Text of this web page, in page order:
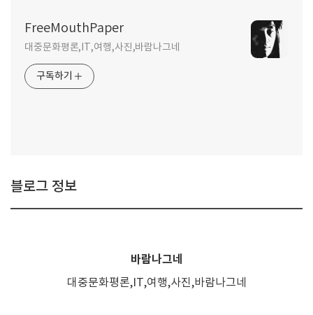
FreeMouthPaper
대중문화평론,IT,여행,사진,바람나그네
구독하기
블로그 정보
바람나그네
대중문화평론,IT,여행,사진,바람나그네